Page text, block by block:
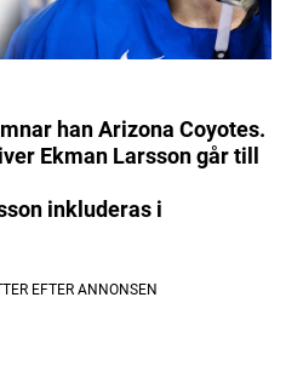
han Arizona Coyotes.
Ekman Larsson går till
inkluderas i